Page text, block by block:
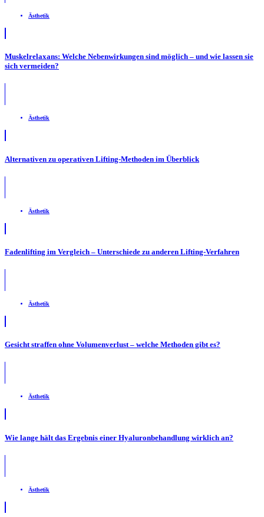
Ästhetik
Muskelrelaxans: Welche Nebenwirkungen sind möglich – und wie lassen sie
sich vermeiden?
Ästhetik
Alternativen zu operativen Lifting-Methoden im Überblick
Ästhetik
Fadenlifting im Vergleich – Unterschiede zu anderen Lifting-Verfahren
Ästhetik
Gesicht straffen ohne Volumenverlust – welche Methoden gibt es?
Ästhetik
Wie lange hält das Ergebnis einer Hyaluronbehandlung wirklich an?
Ästhetik